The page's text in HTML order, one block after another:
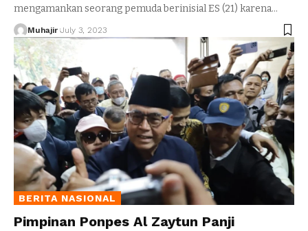
mengamankan seorang pemuda berinisial ES (21) karena…
Muhajir July 3, 2023
BERITA NASIONAL
Pimpinan Ponpes Al Zaytun Panji